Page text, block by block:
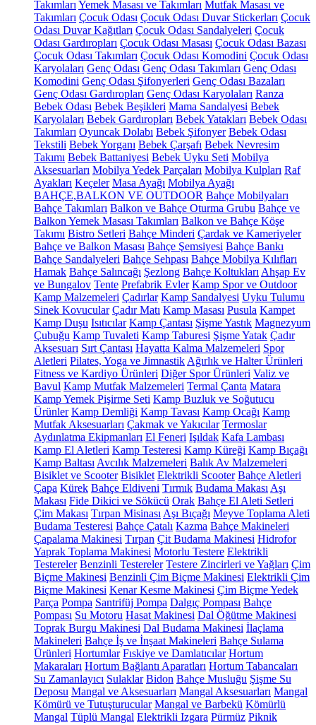
Takımları Yemek Masası ve Takımları Mutfak Masası ve
Takımları Çocuk Odası Çocuk Odası Duvar Stickerları Çocuk
Odası Duvar Kağıtları Çocuk Odası Sandalyeleri Çocuk
Odası Gardıropları Çocuk Odası Masası Çocuk Odası Bazası
Çocuk Odası Takımları Çocuk Odası Komodini Çocuk Odası
Karyolaları Genç Odası Genç Odası Takımları Genç Odası
Komodini Genç Odası Şifonyerleri Genç Odası Bazaları
Genç Odası Gardıropları Genç Odası Karyolaları Ranza
Bebek Odası Bebek Beşikleri Mama Sandalyesi Bebek
Karyolaları Bebek Gardıropları Bebek Yatakları Bebek Odası
Takımları Oyuncak Dolabı Bebek Şifonyer Bebek Odası
Tekstili Bebek Yorganı Bebek Çarşafı Bebek Nevresim
Takımı Bebek Battaniyesi Bebek Uyku Seti Mobilya
Aksesuarları Mobilya Yedek Parçaları Mobilya Kulpları Raf
Ayakları Keçeler Masa Ayağı Mobilya Ayağı
BAHÇE,BALKON VE OUTDOOR Bahçe Mobilyaları
Bahçe Takımları Balkon ve Bahçe Oturma Grubu Bahçe ve
Balkon Yemek Masası Takımları Balkon ve Bahçe Köşe
Takımı Bistro Setleri Bahçe Minderi Çardak ve Kameriyeler
Bahçe ve Balkon Masası Bahçe Şemsiyesi Bahçe Bankı
Bahçe Sandalyeleri Bahçe Sehpası Bahçe Mobilya Kılıfları
Hamak Bahçe Salıncağı Şezlong Bahçe Koltukları Ahşap Ev
ve Bungalov Tente Prefabrik Evler Kamp Spor ve Outdoor
Kamp Malzemeleri Çadırlar Kamp Sandalyesi Uyku Tulumu
Sinek Kovucular Çadır Matı Kamp Masası Pusula Kampet
Kamp Duşu Isıtıcılar Kamp Çantası Şişme Yastık Magnezyum
Çubuğu Kamp Tuvaleti Kamp Taburesi Şişme Yatak Çadır
Aksesuarı Sırt Çantası Hayatta Kalma Malzemeleri Spor
Aletleri Pilates, Yoga ve Jimnastik Ağırlık ve Halter Ürünleri
Fitness ve Kardiyo Ürünleri Diğer Spor Ürünleri Valiz ve
Bavul Kamp Mutfak Malzemeleri Termal Çanta Matara
Kamp Yemek Pişirme Seti Kamp Buzluk ve Soğutucu
Ürünler Kamp Demliği Kamp Tavası Kamp Ocağı Kamp
Mutfak Aksesuarları Çakmak ve Yakıcılar Termoslar
Aydınlatma Ekipmanları El Feneri Işıldak Kafa Lambası
Kamp El Aletleri Kamp Testeresi Kamp Küreği Kamp Bıçağı
Kamp Baltası Avcılık Malzemeleri Balık Av Malzemeleri
Bisiklet ve Scooter Bisiklet Elektrikli Scooter Bahçe Aletleri
Çapa Kürek Bahçe Eldiveni Tırmık Budama Makası Aşı
Makası Fide Dikici ve Sökücü Orak Bahçe El Aleti Setleri
Çim Makası Tırpan Misinası Aşı Bıçağı Meyve Toplama Aleti
Budama Testeresi Bahçe Çatalı Kazma Bahçe Makineleri
Çapalama Makinesi Tırpan Çit Budama Makinesi Hidrofor
Yaprak Toplama Makinesi Motorlu Testere Elektrikli
Testereler Benzinli Testereler Testere Zincirleri ve Yağları Çim
Biçme Makinesi Benzinli Çim Biçme Makinesi Elektrikli Çim
Biçme Makinesi Kenar Kesme Makinesi Çim Biçme Yedek
Parça Pompa Santrifüj Pompa Dalgıç Pompası Bahçe
Pompası Su Motoru Hasat Makinesi Dal Öğütme Makinesi
Toprak Burgu Makinesi Dal Budama Makinesi İlaçlama
Makineleri Bahçe İş ve İnşaat Makineleri Bahçe Sulama
Ürünleri Hortumlar Fıskiye ve Damlatıcılar Hortum
Makaraları Hortum Bağlantı Aparatları Hortum Tabancaları
Su Zamanlayıcı Sulaklar Bidon Bahçe Musluğu Şişme Su
Deposu Mangal ve Aksesuarları Mangal Aksesuarları Mangal
Kömürü ve Tutuşturucular Mangal ve Barbekü Kömürlü
Mangal Tüplü Mangal Elektrikli Izgara Pürmüz Piknik